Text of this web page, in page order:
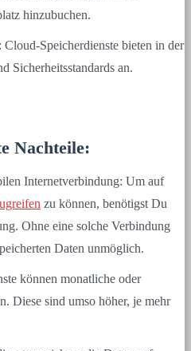
hinzubuchen.
Speicherdienste bieten in der
Sicherheitsstandards an.
Nachteile:
Internetverbindung: Um auf
zu können, benötigst Du
Ohne eine solche Verbindung
Daten unmöglich.
können monatliche oder
Diese sind umso höher, je mehr